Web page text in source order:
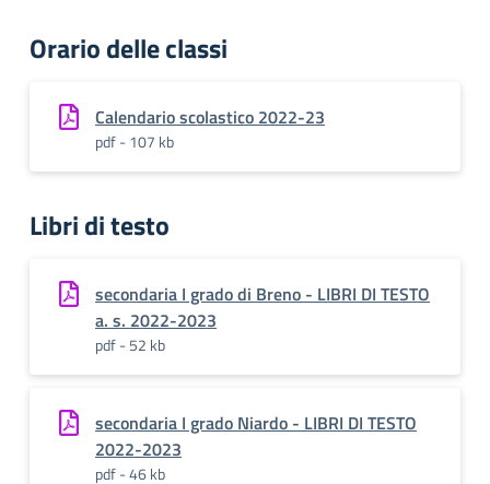
Orario delle classi
Calendario scolastico 2022-23
pdf - 107 kb
Libri di testo
secondaria I grado di Breno - LIBRI DI TESTO
a. s. 2022-2023
pdf - 52 kb
secondaria I grado Niardo - LIBRI DI TESTO
2022-2023
pdf - 46 kb